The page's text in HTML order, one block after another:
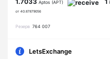
1.7033 Aptos (APT)
от 40.87879056
1
Резерв 764 007
LetsExchange